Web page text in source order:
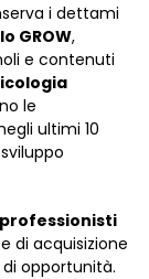
i dettami
GROW,
e contenuti
le
ultimi 10
di acquisizione
opportunità.